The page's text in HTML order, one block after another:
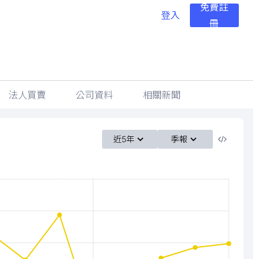
登入
免費註
冊
法人買賣 公司資料 相關新聞
近5年 季報